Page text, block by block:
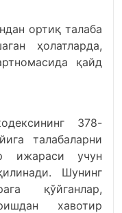
ортиқ талаба
ҳолатларда,
қайд
378-
талабаларни
ижараси учун
Шунинг
қўйганлар,
хавотир